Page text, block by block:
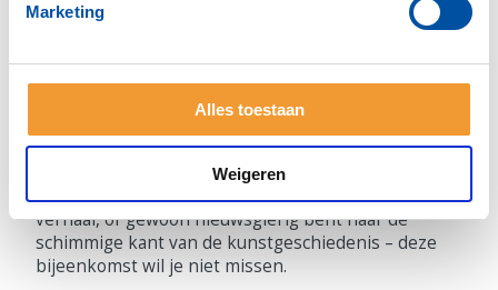
Marketing
Alles toestaan
Weigeren
Bouman vertelt over Van Meegerens ingenieuze
avond vol intrige, verrassende inzichten en een
vleugje detectivewerk!
Of je nu kunstliefhebber bent, houdt van een goed
verhaal, of gewoon nieuwsgierig bent naar de
schimmige kant van de kunstgeschiedenis – deze
bijeenkomst wil je niet missen.